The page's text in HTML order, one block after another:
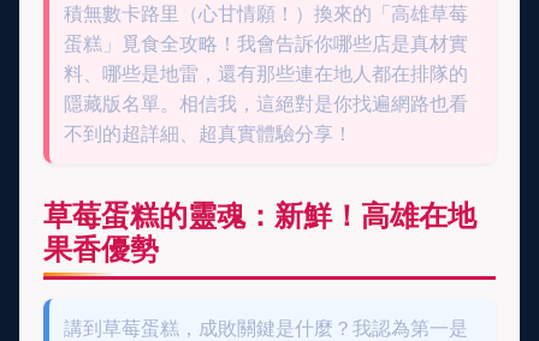
積無數卡路里（心甘情願！）換來的「高雄草莓
蛋糕」覓食全攻略！我會告訴你哪些店是真材實
料、哪些是地雷，還有那些連在地人都在排隊的
隱藏版名單。相信我，這絕對是你找遍網路也看
不到的超詳細、超真實體驗分享！
草莓蛋糕的靈魂：新鮮！高雄在地
果香優勢
講到草莓蛋糕，成敗關鍵是什麼？我認為第一是